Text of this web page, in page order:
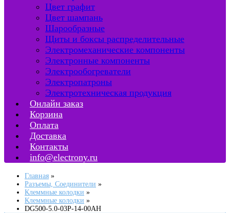
Цвет графит
Цвет шампань
Шарообразные
Щиты и боксы распределительные
Электромеханические компоненты
Электронные компоненты
Электрообогреватели
Электропатроны
Электротехническая продукция
Онлайн заказ
Корзина
Оплата
Доставка
Контакты
info@electrony.ru
Главная
Разъемы, Соединители
Клеммные колодки
Клеммные колодки
DG500-5.0-03P-14-00AH